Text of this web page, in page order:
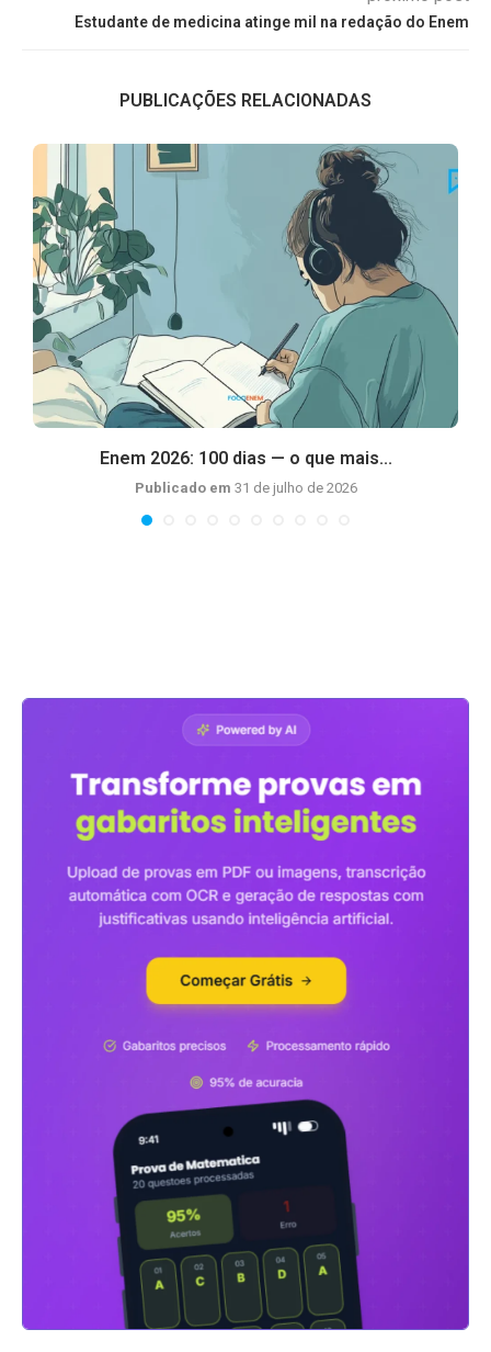
Estudante de medicina atinge mil na redação do Enem
PUBLICAÇÕES RELACIONADAS
Enem 2026: 100 dias — o que mais...
Publicado em 31 de julho de 2026